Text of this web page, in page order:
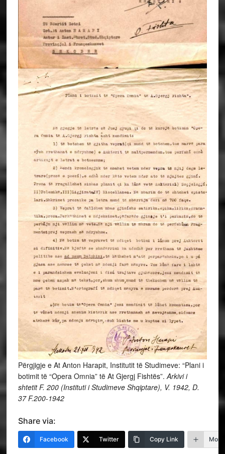
Përgjigje e At Anton Harapit, Institutit të Studimeve: “Plani i
botimit të “Opera Omnia” të At Gjergj Fishtës”.Arkivi i
shtetit F. 200 (Instituti i Studimeve Shqiptare), V. 1942, D.
37 F.200-1942
Share via:
Facebook Twitter Copy Link More